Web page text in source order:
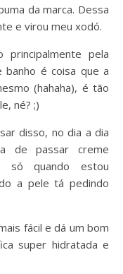
da marca. Dessa
e virou meu xodó.
pela
é coisa que a
(hahaha), é tão
né? ;)
disso, no dia a dia
de passar creme
só quando estou
a pele tá pedindo
fácil e dá um bom
super hidratada e